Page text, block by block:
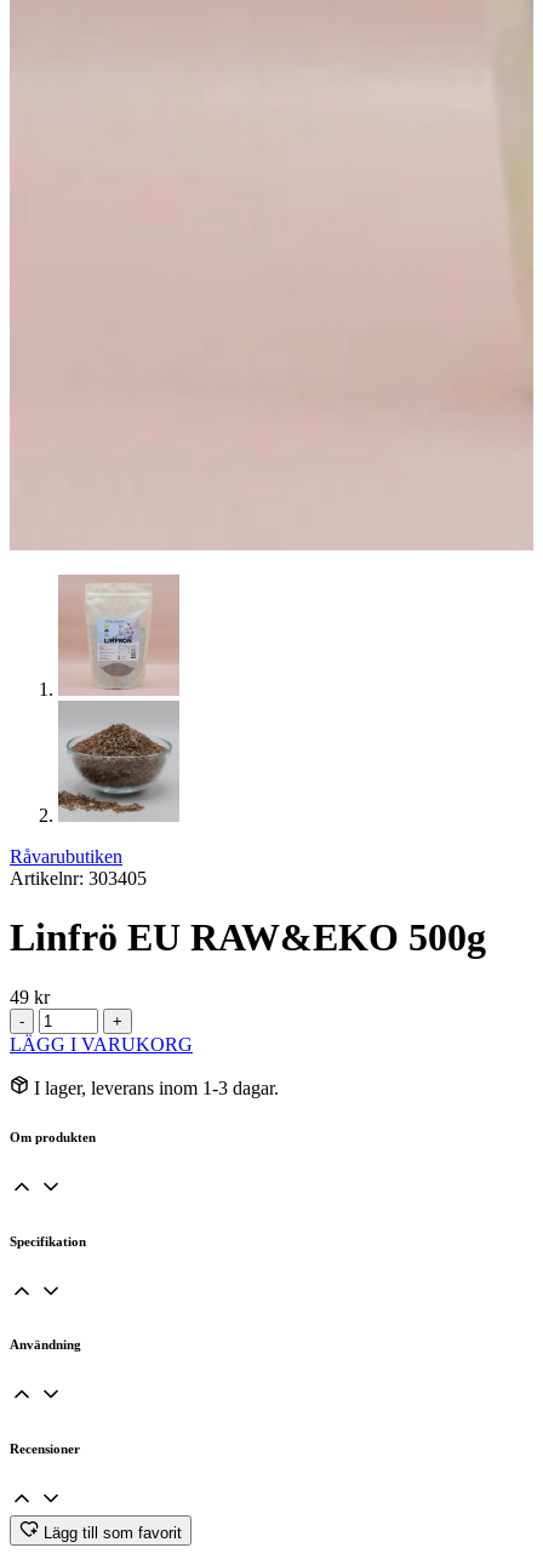
Råvarubutiken
Artikelnr: 303405
Linfrö EU RAW&EKO 500g
49 kr
-
Linfrö
EU
500g
mängd
+
LÄGG I VARUKORG
I lager, leverans inom 1-3 dagar.
Om produkten
Specifikation
Användning
Recensioner
Lägg till som favorit